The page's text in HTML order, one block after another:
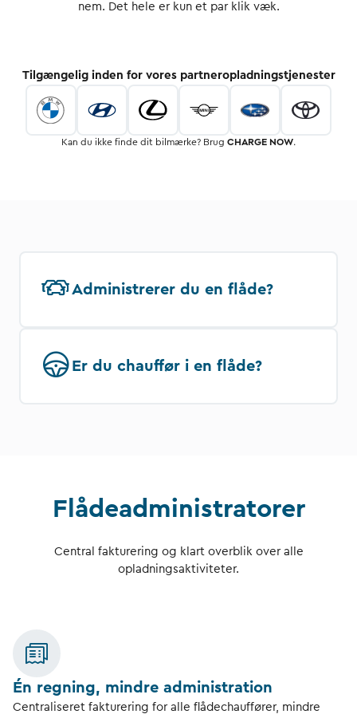
nem. Det hele er kun et par klik væk.
Tilgængelig inden for vores partneropladningstjenester
Kan du ikke finde dit bilmærke? Brug CHARGE NOW.
Administrerer du en flåde?
Er du chauffør i en flåde?
Flådeadministratorer
Central fakturering og klart overblik over alle
opladningsaktiviteter.
Én regning, mindre administration
Centraliseret fakturering for alle flådechauffører, mindre